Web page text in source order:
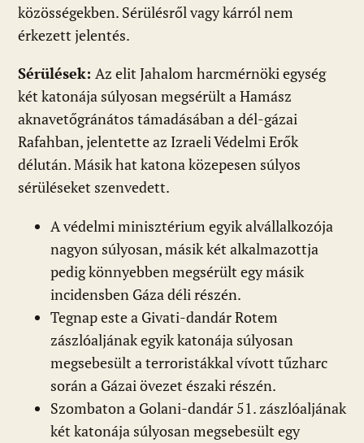
k p
közösségekben. Sérülésről vagy kárról nem
érkezett jelentés.
Sérülések: Az elit Jahalom harcmérnöki egység
két katonája súlyosan megsérült a Hamász
aknavetőgránátos támadásában a dél-gázai
Rafahban, jelentette az Izraeli Védelmi Erők
délután. Másik hat katona közepesen súlyos
sérüléseket szenvedett.
A védelmi minisztérium egyik alvállalkozója
nagyon súlyosan, másik két alkalmazottja
pedig könnyebben megsérült egy másik
incidensben Gáza déli részén.
Tegnap este a Givati-dandár Rotem
zászlóaljának egyik katonája súlyosan
megsebesült a terroristákkal vívott tűzharc
során a Gázai övezet északi részén.
Szombaton a Golani-dandár 51. zászlóaljának
két katonája súlyosan megsebesült egy